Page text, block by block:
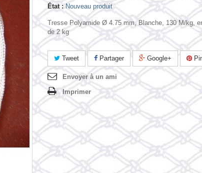
État : Nouveau produit
Tresse Polyamide Ø 4.75 mm, Blanche, 130 M/kg,
de 2 kg
Tweet Partager Google+
Envoyer à un ami
Imprimer